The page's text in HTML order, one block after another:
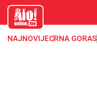
aloonline.
me
NAJNOVIJECRNA GORA